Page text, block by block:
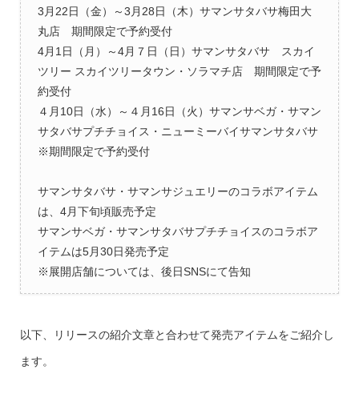
3月22日（金）～3月28日（木）サマンサタバサ梅田大
丸店 期間限定で予約受付
4月1日（月）～4月７日（日）サマンサタバサ スカイ
ツリー スカイツリータウン・ソラマチ店 期間限定で予
約受付
４月10日（水）～４月16日（火）サマンサベガ・サマン
サタバサプチチョイス・ニューミーバイサマンサタバサ
※期間限定で予約受付
サマンサタバサ・サマンサジュエリーのコラボアイテム
は、4月下旬頃販売予定
サマンサベガ・サマンサタバサプチチョイスのコラボア
イテムは5月30日発売予定
※展開店舗については、後日SNSにて告知
以下、リリースの紹介文章と合わせて発売アイテムをご紹介し
ます。